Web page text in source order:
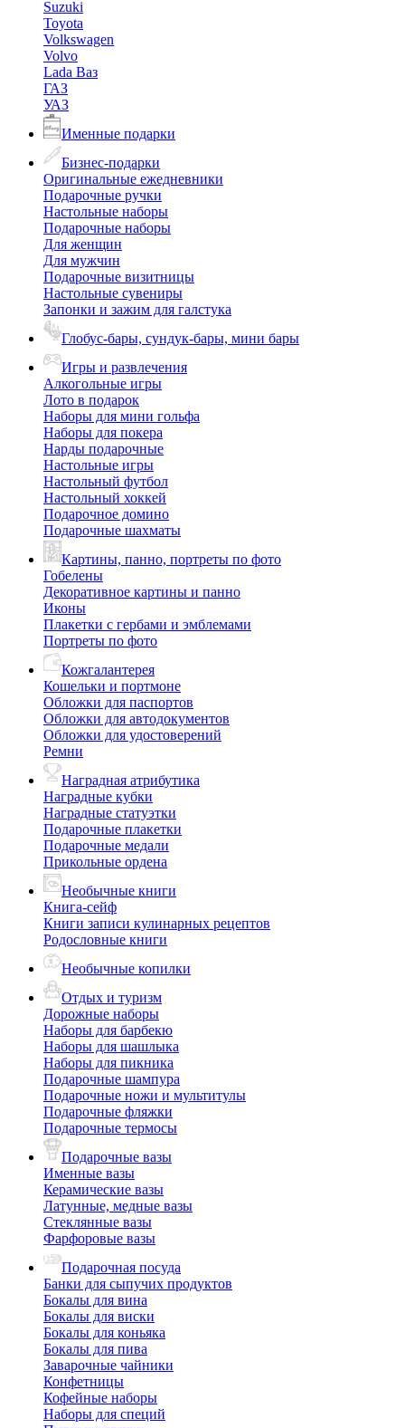
Suzuki
Toyota
Volkswagen
Volvo
Lada Ваз
ГАЗ
УАЗ
Именные подарки
Бизнес-подарки
Оригинальные ежедневники
Подарочные ручки
Настольные наборы
Подарочные наборы
Для женщин
Для мужчин
Подарочные визитницы
Настольные сувениры
Запонки и зажим для галстука
Глобус-бары, сундук-бары, мини бары
Игры и развлечения
Алкогольные игры
Лото в подарок
Наборы для мини гольфа
Наборы для покера
Нарды подарочные
Настольные игры
Настольный футбол
Настольный хоккей
Подарочное домино
Подарочные шахматы
Картины, панно, портреты по фото
Гобелены
Декоративное картины и панно
Иконы
Плакетки с гербами и эмблемами
Портреты по фото
Кожгалантерея
Кошельки и портмоне
Обложки для паспортов
Обложки для автодокументов
Обложки для удостоверений
Ремни
Наградная атрибутика
Наградные кубки
Наградные статуэтки
Подарочные плакетки
Подарочные медали
Прикольные ордена
Необычные книги
Книга-сейф
Книги записи кулинарных рецептов
Родословные книги
Необычные копилки
Отдых и туризм
Дорожные наборы
Наборы для барбекю
Наборы для шашлыка
Наборы для пикника
Подарочные шампура
Подарочные ножи и мультитулы
Подарочные фляжки
Подарочные термосы
Подарочные вазы
Именные вазы
Керамические вазы
Латунные, медные вазы
Стеклянные вазы
Фарфоровые вазы
Подарочная посуда
Банки для сыпучих продуктов
Бокалы для вина
Бокалы для виски
Бокалы для коньяка
Бокалы для пива
Заварочные чайники
Конфетницы
Кофейные наборы
Наборы для специй